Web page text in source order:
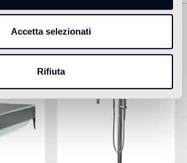
Accetta selezionati
Rifiuta